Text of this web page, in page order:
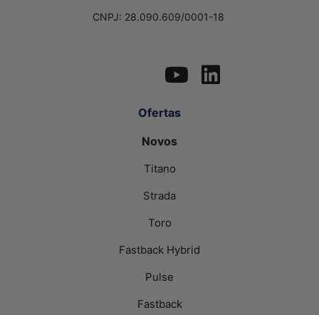
CNPJ: 28.090.609/0001-18
Ofertas
Novos
Titano
Strada
Toro
Fastback Hybrid
Pulse
Fastback